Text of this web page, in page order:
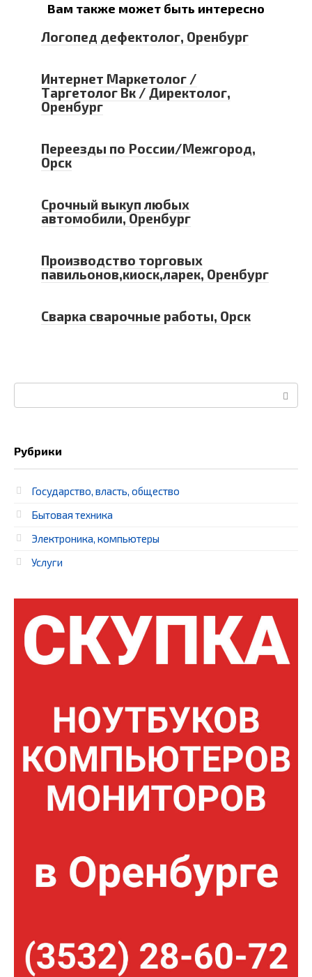
Вам также может быть интересно
Логопед дефектолог, Оренбург
Интернет Маркетолог /
Таргетолог Вк / Директолог,
Оренбург
Переезды по России/Межгород,
Орск
Срочный выкуп любых
автомобили, Оренбург
Производство торговых
павильонов,киоск,ларек, Оренбург
Сварка сварочные работы, Орск
Рубрики
Государство, власть, общество
Бытовая техника
Электроника, компьютеры
Услуги